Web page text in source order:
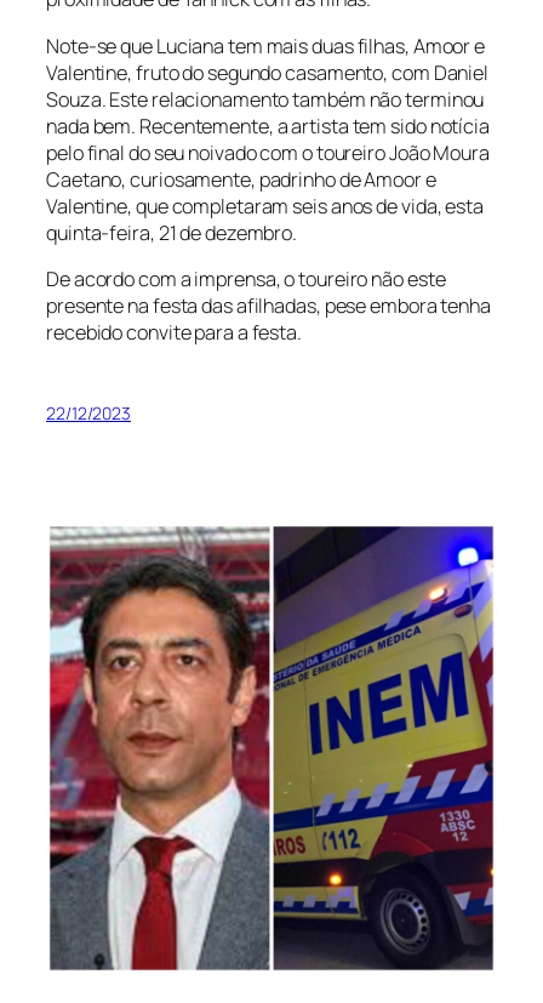
Note-se que Luciana tem mais duas filhas, Amoor e
Valentine, fruto do segundo casamento, com Daniel
Souza. Este relacionamento também não terminou
nada bem. Recentemente, a artista tem sido notícia
pelo final do seu noivado com o toureiro João Moura
Caetano, curiosamente, padrinho de Amoor e
Valentine, que completaram seis anos de vida, esta
quinta-feira, 21 de dezembro.
De acordo com a imprensa, o toureiro não este
presente na festa das afilhadas, pese embora tenha
recebido convite para a festa.
22/12/2023